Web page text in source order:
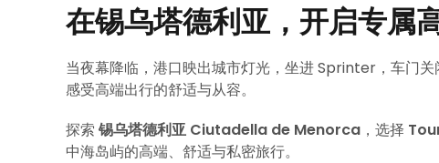
在锡乌塔德利亚，开启专属
当夜幕降临，港口映出城市灯光，坐进 Sprinter，车门
感受高端出行的舒适与从容。
探索 锡乌塔德利亚 Ciutadella de Menorca ，选择
中海岛屿的高端、舒适与私密旅行。